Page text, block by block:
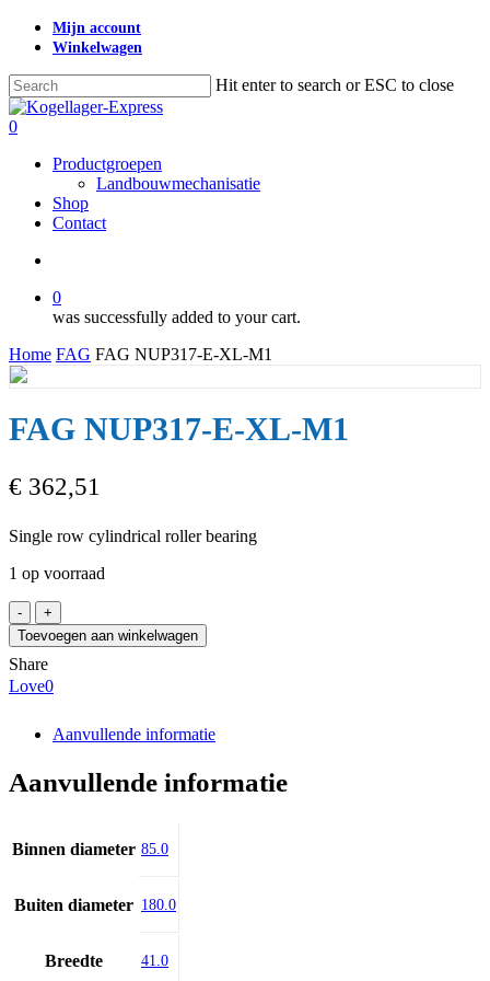
Skip
content
Mijn account
Winkelwagen
Hit enter to search or ESC to close
Close
Search
search
0
Productgroepen
Landbouwmechanisatie
Shop
Contact
0
was successfully added to your cart.
Home FAG FAG NUP317-E-XL-M1
FAG NUP317-E-XL-M1
€ 362,51
Single row cylindrical roller bearing
1 op voorraad
FAG
NUP317-
E-
XL-
M1
Toevoegen aan winkelwagen
Share
Love0
Aanvullende informatie
Aanvullende informatie
Binnen diameter 85.0
Buiten diameter 180.0
Breedte 41.0